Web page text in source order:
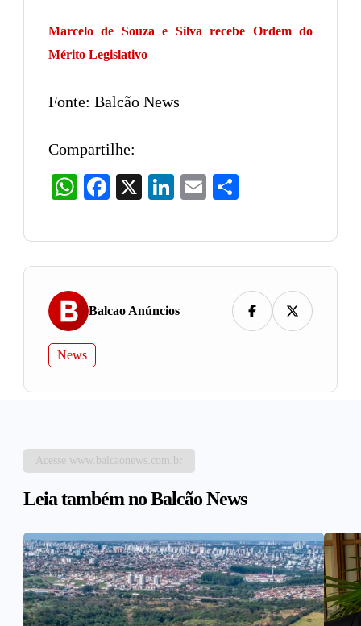
Marcelo de Souza e Silva recebe Ordem do
Mérito Legislativo
Fonte: Balcão News
Compartilhe:
WhatsAppFacebook LinkedIn
Email
Balcao Anúncios
News
Acesse www.balcaonews.com.br
Leia também no Balcão News